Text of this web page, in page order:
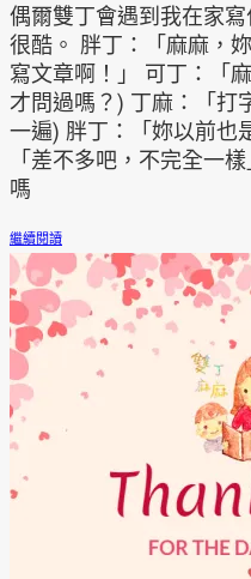
偶爾雙丁會遇到我在家
很酷。 胖丁：「麻麻，
寫文章啊！」 可丁：「
才問過嗎？) 丁麻：「打
一遍) 胖丁：「妳以前也
「差不多吧，不完全一
嗎
繼續閱讀